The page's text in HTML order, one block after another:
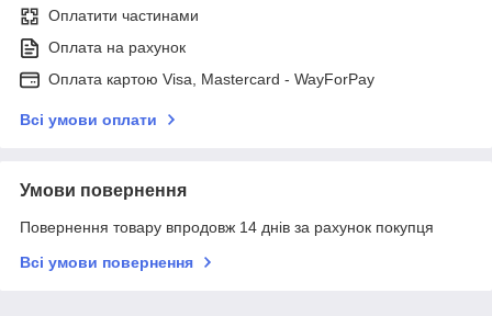
Оплатити частинами
Оплата на рахунок
Оплата картою Visa, Mastercard - WayForPay
Всі умови оплати
Умови повернення
Повернення товару впродовж 14 днів за рахунок покупця
Всі умови повернення